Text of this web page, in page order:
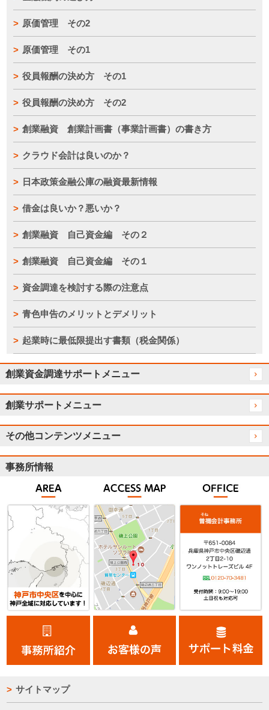
原価管理 その2
原価管理 その1
役員報酬の決め方 その1
役員報酬の決め方 その2
創業融資 創業計画書（事業計画書）の書き方
クラウド会計は良いのか？
日本政策金融公庫の融資最新情報
借金は良いか？悪いか？
創業融資 自己資金編 その２
創業融資 自己資金編 その１
資金調達を検討する際の注意点
青色申告のメリットとデメリット
起業時に最低限提出す書類（税金関係）
創業資金調達サポートメニュー
創業サポートメニュー
その他コンテンツメニュー
事務所情報
サイトマップ